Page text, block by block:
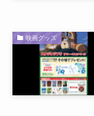
映画グッズ